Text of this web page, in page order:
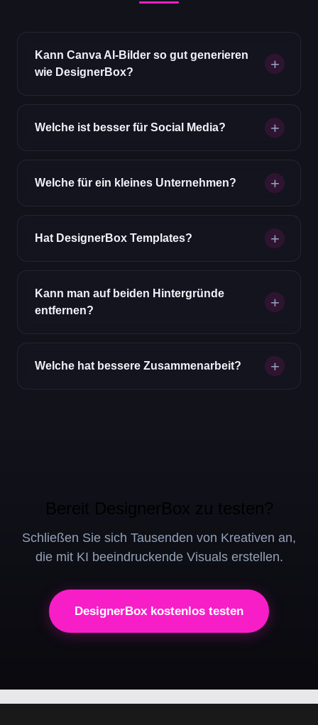
Kann Canva AI-Bilder so gut generieren
wie DesignerBox?
Welche ist besser für Social Media?
Welche für ein kleines Unternehmen?
Hat DesignerBox Templates?
Kann man auf beiden Hintergründe
entfernen?
Welche hat bessere Zusammenarbeit?
Bereit DesignerBox zu testen?
Schließen Sie sich Tausenden von Kreativen an,
die mit KI beeindruckende Visuals erstellen.
DesignerBox kostenlos testen